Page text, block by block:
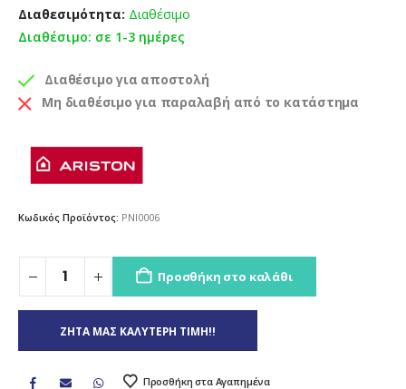
Διαθεσιμότητα: Διαθέσιμο
Διαθέσιμο: σε 1-3 ημέρες
Διαθέσιμο για αποστολή
Μη διαθέσιμο για παραλαβή από το κατάστημα
Κωδικός Προϊόντος: PNI0006
Προσθήκη στο καλάθι
ΖΗΤΑ ΜΑΣ ΚΑΛΥΤΕΡΗ ΤΙΜΗ!!
Προσθήκη στα Αγαπημένα